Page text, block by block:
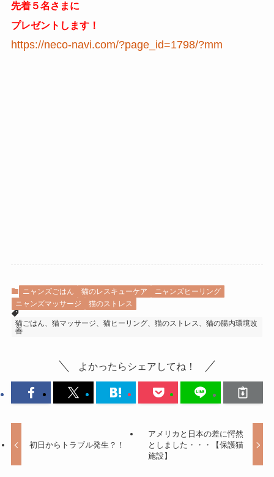
先着５名さまに
プレゼントします！
https://neco-navi.com/?page_id=1798/?mm
ニャンズごはん 猫のレスキューケア
ニャンズヒーリング
ニャンズマッサージ
猫のストレス
猫ごはん、猫マッサージ、猫ヒーリング、猫のストレス、猫の腸内環境改
善
よかったらシェアしてね！
初日からトラブル発生？！
アメリカと日本の差に愕然
としました・・・【保護猫
施設】